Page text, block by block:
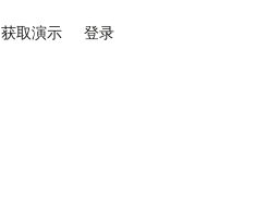
获取演示 登录